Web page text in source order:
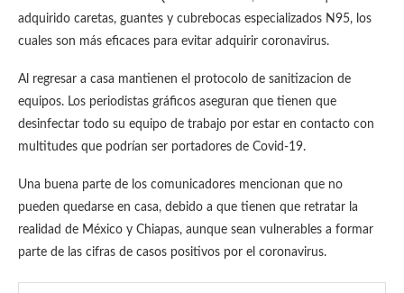
adquirido caretas, guantes y cubrebocas especializados N95, los
cuales son más eficaces para evitar adquirir coronavirus.
Al regresar a casa mantienen el protocolo de sanitizacion de
equipos. Los periodistas gráficos aseguran que tienen que
desinfectar todo su equipo de trabajo por estar en contacto con
multitudes que podrían ser portadores de Covid-19.
Una buena parte de los comunicadores mencionan que no
pueden quedarse en casa, debido a que tienen que retratar la
realidad de México y Chiapas, aunque sean vulnerables a formar
parte de las cifras de casos positivos por el coronavirus.